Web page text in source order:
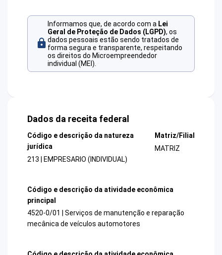
Informamos que, de acordo com a Lei
Geral de Proteção de Dados (LGPD), os
dados pessoais estão sendo tratados de
forma segura e transparente, respeitando
os direitos do Microempreendedor
individual (MEI).
Dados da receita federal
Código e descrição da natureza
jurídica
213 | EMPRESARIO (INDIVIDUAL)
Matriz/Filial
MATRIZ
Código e descrição da atividade econômica
principal
4520-0/01 | Serviços de manutenção e reparação
mecânica de veículos automotores